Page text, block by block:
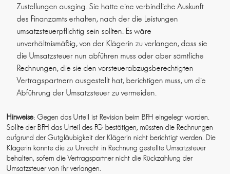
Zustellungen ausging. Sie hatte eine verbindliche Auskunft
des Finanzamts erhalten, nach der die Leistungen
umsatzsteuerpflichtig sein sollten. Es wäre
unverhältnismäßig, von der Klägerin zu verlangen, dass sie
die Umsatzsteuer nun abführen muss oder aber sämtliche
Rechnungen, die sie den vorsteuerabzugsberechtigten
Vertragspartnern ausgestellt hat, berichtigen muss, um die
Abführung der Umsatzsteuer zu vermeiden.
Hinweise: Gegen das Urteil ist Revision beim BFH eingelegt worden.
Sollte der BFH das Urteil des FG bestätigen, müssten die Rechnungen
aufgrund der Gutgläubigkeit der Klägerin nicht berichtigt werden. Die
Klägerin könnte die zu Unrecht in Rechnung gestellte Umsatzsteuer
behalten, sofern die Vertragspartner nicht die Rückzahlung der
Umsatzsteuer von ihr verlangen.